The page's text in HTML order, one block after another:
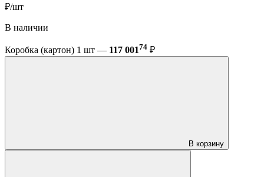
₽/шт
В наличии
Коробка (картон) 1 шт — 117 00174 ₽
В корзину